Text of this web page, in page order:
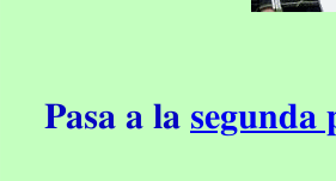
Pasa a la segunda